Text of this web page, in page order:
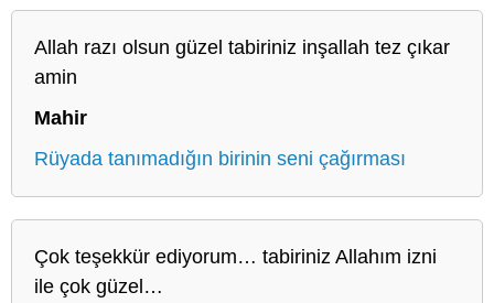
Allah razı olsun güzel tabiriniz inşallah tez çıkar
amin
Mahir
Rüyada tanımadığın birinin seni çağırması
Çok teşekkür ediyorum… tabiriniz Allahım izni
ile çok güzel…